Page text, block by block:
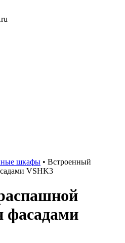
шкафы • Встроенный
VSHK3
фасадами